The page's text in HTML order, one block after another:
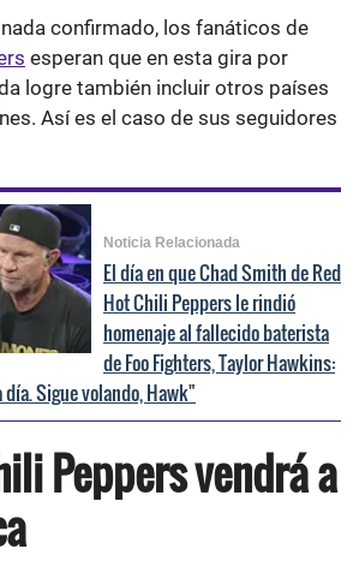
confirmado, los fanáticos de
esperan que en esta gira por
logre también incluir otros países
Así es el caso de sus seguidores
Noticia Relacionada
El día en que Chad Smith de Red
Hot Chili Peppers le rindió
homenaje al fallecido baterista
de Foo Fighters, Taylor Hawkins:
día. Sigue volando, Hawk"
Peppers vendrá a